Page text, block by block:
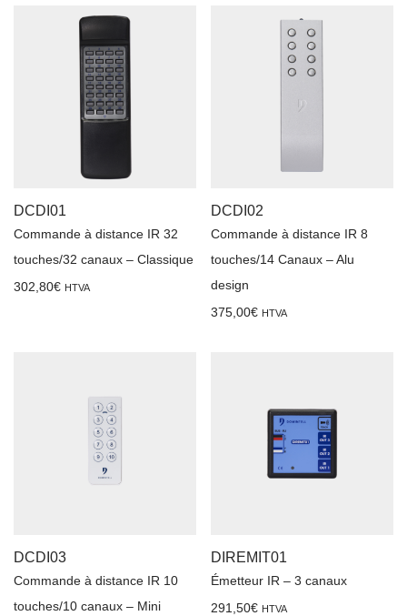
DCDI01
Commande à distance IR 32
touches/32 canaux – Classique
302,80€ HTVA
DCDI02
Commande à distance IR 8
touches/14 Canaux – Alu
design
375,00€ HTVA
DCDI03
Commande à distance IR 10
touches/10 canaux – Mini
DIREMIT01
Émetteur IR – 3 canaux
291,50€ HTVA